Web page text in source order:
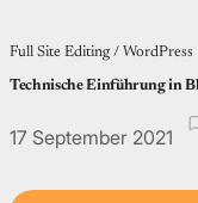
Full Site Editing / WordPress
Technische Einführung in
17 September 2021